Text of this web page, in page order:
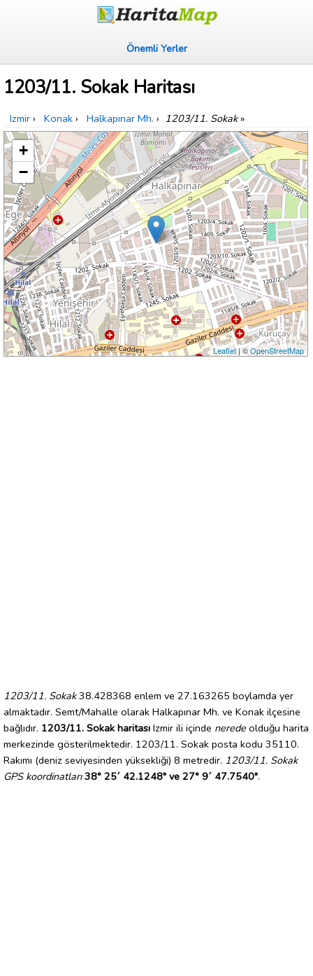
Önemli Yerler
1203/11. Sokak Haritası
Izmir › Konak › Halkapınar Mh. › 1203/11. Sokak»
+
−
Leaflet| ©OpenStreetMap
1203/11. Sokak38.428368 enlem ve 27.163265 boylamda yer
almaktadır. Semt/Mahalle olarak Halkapınar Mh. ve Konak ilçesine
bağlıdır. 1203/11. Sokak haritası Izmir ili içinde nerede olduğu harita
merkezinde gösterilmektedir. 1203/11. Sokak posta kodu 35110.
Rakımı (deniz seviyesinden yüksekliği) 8 metredir. 1203/11. Sokak
GPS koordinatları 38° 25´ 42.1248" ve 27° 9´ 47.7540".